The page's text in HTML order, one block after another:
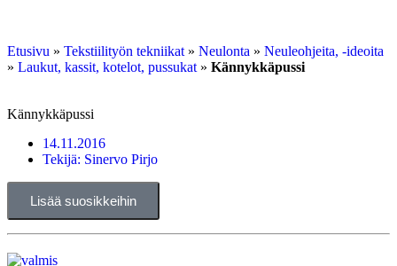
Etusivu » Tekstiilityön tekniikat » Neulonta » Neuleohjeita, -ideoita
» Laukut, kassit, kotelot, pussukat » Kännykkäpussi
Kännykkäpussi
14.11.2016
Tekijä: Sinervo Pirjo
Lisää suosikkeihin